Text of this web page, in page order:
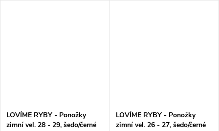
LOVÍME RYBY - Ponožky
zimní vel. 28 - 29, šedo/černé
LOVÍME RYBY - Ponožky
zimní vel. 26 - 27, šedo/černé